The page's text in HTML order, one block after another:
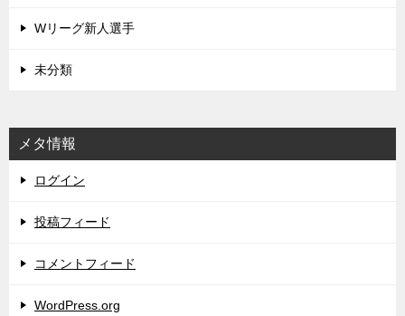
Wリーグ新人選手
未分類
メタ情報
ログイン
投稿フィード
コメントフィード
WordPress.org